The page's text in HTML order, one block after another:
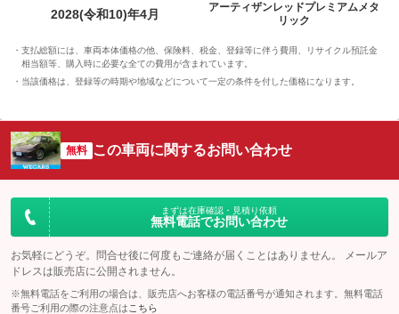
2028(令和10)年4月
アーティザンレッドプレミアムメタ
リック
支払総額には、車両本体価格の他、保険料、税金、登録等に伴う費用、リサイクル預託金
相当額等、購入時に必要な全ての費用が含まれています。
当該価格は、登録等の時期や地域などについて一定の条件を付した価格になります。
無料 この車両に関するお問い合わせ
まずは在庫確認・見積り依頼
無料電話でお問い合わせ
お気軽にどうぞ。問合せ後に何度もご連絡が届くことはありません。 メールア
ドレスは販売店に公開されません。
※無料電話をご利用の場合は、販売店へお客様の電話番号が通知されます。無料電話
番号ご利用の際の注意点は こちら